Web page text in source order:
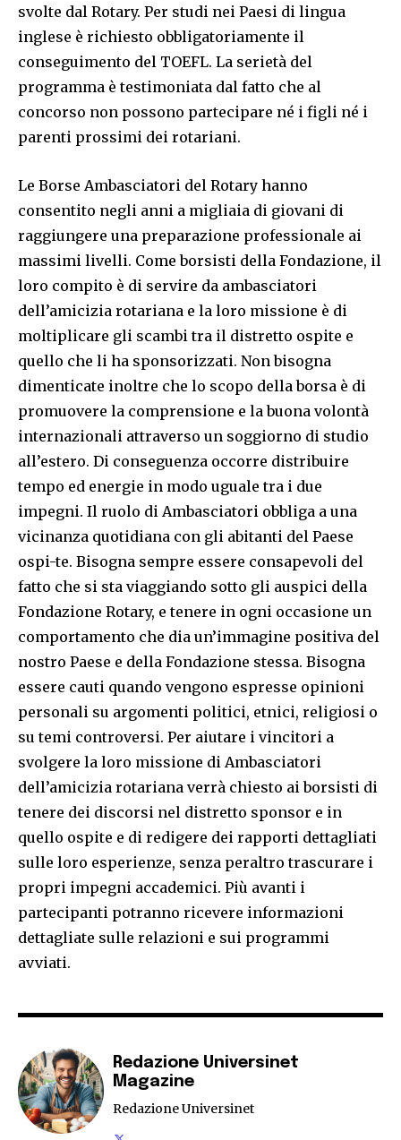
svolte dal Rotary. Per studi nei Paesi di lingua
inglese è richiesto obbligatoriamente il
conseguimento del TOEFL. La serietà del
programma è testimoniata dal fatto che al
concorso non possono partecipare né i figli né i
parenti prossimi dei rotariani.
Le Borse Ambasciatori del Rotary hanno
consentito negli anni a migliaia di giovani di
raggiungere una preparazione professionale ai
massimi livelli. Come borsisti della Fondazione, il
loro compito è di servire da ambasciatori
dell’amicizia rotariana e la loro missione è di
moltiplicare gli scambi tra il distretto ospite e
quello che li ha sponsorizzati. Non bisogna
dimenticate inoltre che lo scopo della borsa è di
promuovere la comprensione e la buona volontà
internazionali attraverso un soggiorno di studio
all’estero. Di conseguenza occorre distribuire
tempo ed energie in modo uguale tra i due
impegni. Il ruolo di Ambasciatori obbliga a una
vicinanza quotidiana con gli abitanti del Paese
ospi-te. Bisogna sempre essere consapevoli del
fatto che si sta viaggiando sotto gli auspici della
Fondazione Rotary, e tenere in ogni occasione un
comportamento che dia un’immagine positiva del
nostro Paese e della Fondazione stessa. Bisogna
essere cauti quando vengono espresse opinioni
personali su argomenti politici, etnici, religiosi o
su temi controversi. Per aiutare i vincitori a
svolgere la loro missione di Ambasciatori
dell’amicizia rotariana verrà chiesto ai borsisti di
tenere dei discorsi nel distretto sponsor e in
quello ospite e di redigere dei rapporti dettagliati
sulle loro esperienze, senza peraltro trascurare i
propri impegni accademici. Più avanti i
partecipanti potranno ricevere informazioni
dettagliate sulle relazioni e sui programmi
avviati.
Redazione Universinet
Magazine
Redazione Universinet